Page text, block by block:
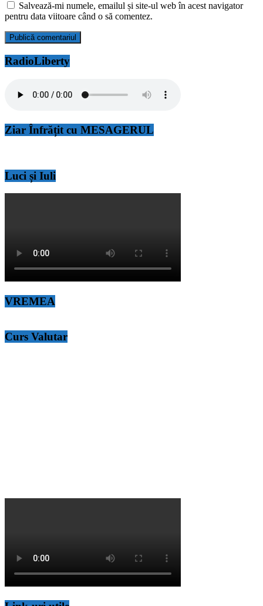
Salvează-mi numele, emailul și site-ul web în acest navigator
pentru data viitoare când o să comentez.
RadioLiberty
Ziar Înfrățit cu MESAGERUL
Luci și Iuli
VREMEA
Curs Valutar